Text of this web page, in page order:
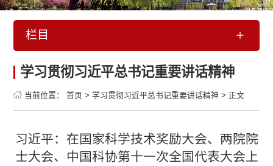
栏目
学习贯彻习近平总书记重要讲话精神
当前位置： 首页 > 学习贯彻习近平总书记重要讲话精神 > 正文
习近平：在国家科学技术奖励大会、两院院
士大会、中国科协第十一次全国代表大会上